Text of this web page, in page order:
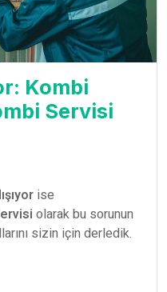
Kombi
Servisi
ise
olarak bu sorunun
sizin için derledik.